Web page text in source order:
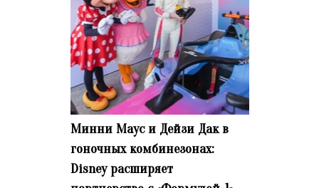
Минни Маус и Дейзи Дак в
гоночных комбинезонах:
Disney расширяет